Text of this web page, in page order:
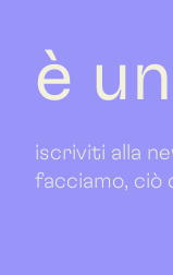
è
iscriviti alla
facciamo, ciò